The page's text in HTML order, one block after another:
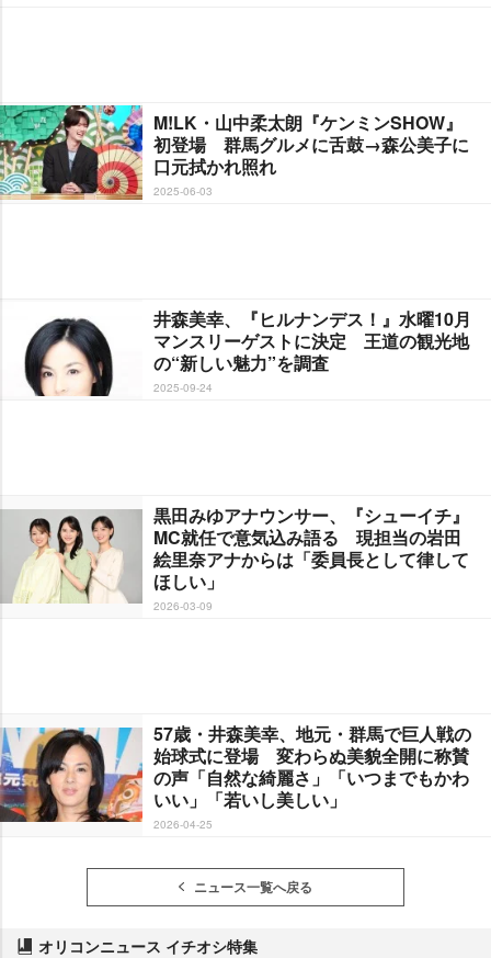
M!LK・山中柔太朗『ケンミンSHOW』
初登場 群馬グルメに舌鼓→森公美子に
口元拭かれ照れ
2025-06-03
井森美幸、『ヒルナンデス！』水曜10月
マンスリーゲストに決定 王道の観光地
の“新しい魅力”を調査
2025-09-24
黒田みゆアナウンサー、『シューイチ』
MC就任で意気込み語る 現担当の岩田
絵里奈アナからは「委員長として律して
ほしい」
2026-03-09
57歳・井森美幸、地元・群馬で巨人戦の
始球式に登場 変わらぬ美貌全開に称賛
の声「自然な綺麗さ」「いつまでもかわ
いい」「若いし美しい」
2026-04-25
ニュース一覧へ戻る
オリコンニュース イチオシ特集